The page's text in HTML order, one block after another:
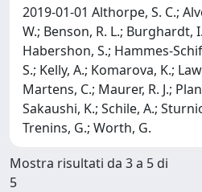
2019-01-01 Althorpe, S. C.;
W.; Benson, R. L.; Burghardt,
Habershon, S.; Hammes-
S.; Kelly, A.; Komarova, K.;
Martens, C.; Maurer, R. J.;
Sakaushi, K.; Schile, A.;
Trenins, G.; Worth, G.
Mostra risultati da 3 a 5 di
5